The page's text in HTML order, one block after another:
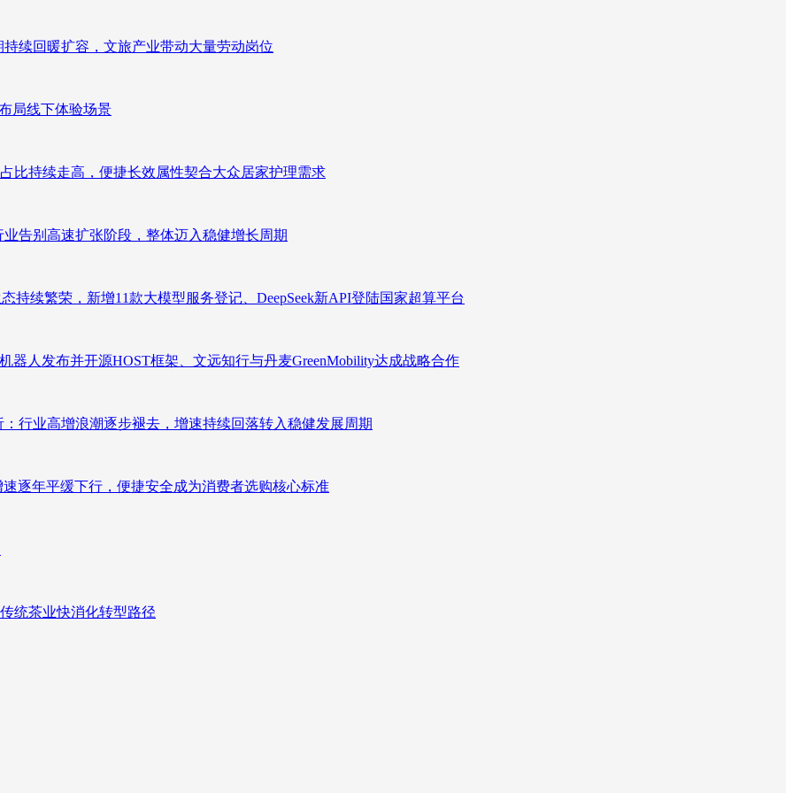
续回暖扩容，文旅产业带动大量劳动岗位
局线下体验场景
比持续走高，便捷长效属性契合大众居家护理需求
告别高速扩张阶段，整体迈入稳健增长周期
续繁荣，新增11款大模型服务登记、DeepSeek新API登陆国家超算平台
器人发布并开源HOST框架、文远知行与丹麦GreenMobility达成战略合作
行业高增浪潮逐步褪去，增速持续回落转入稳健发展周期
逐年平缓下行，便捷安全成为消费者选购核心标准
统茶业快消化转型路径